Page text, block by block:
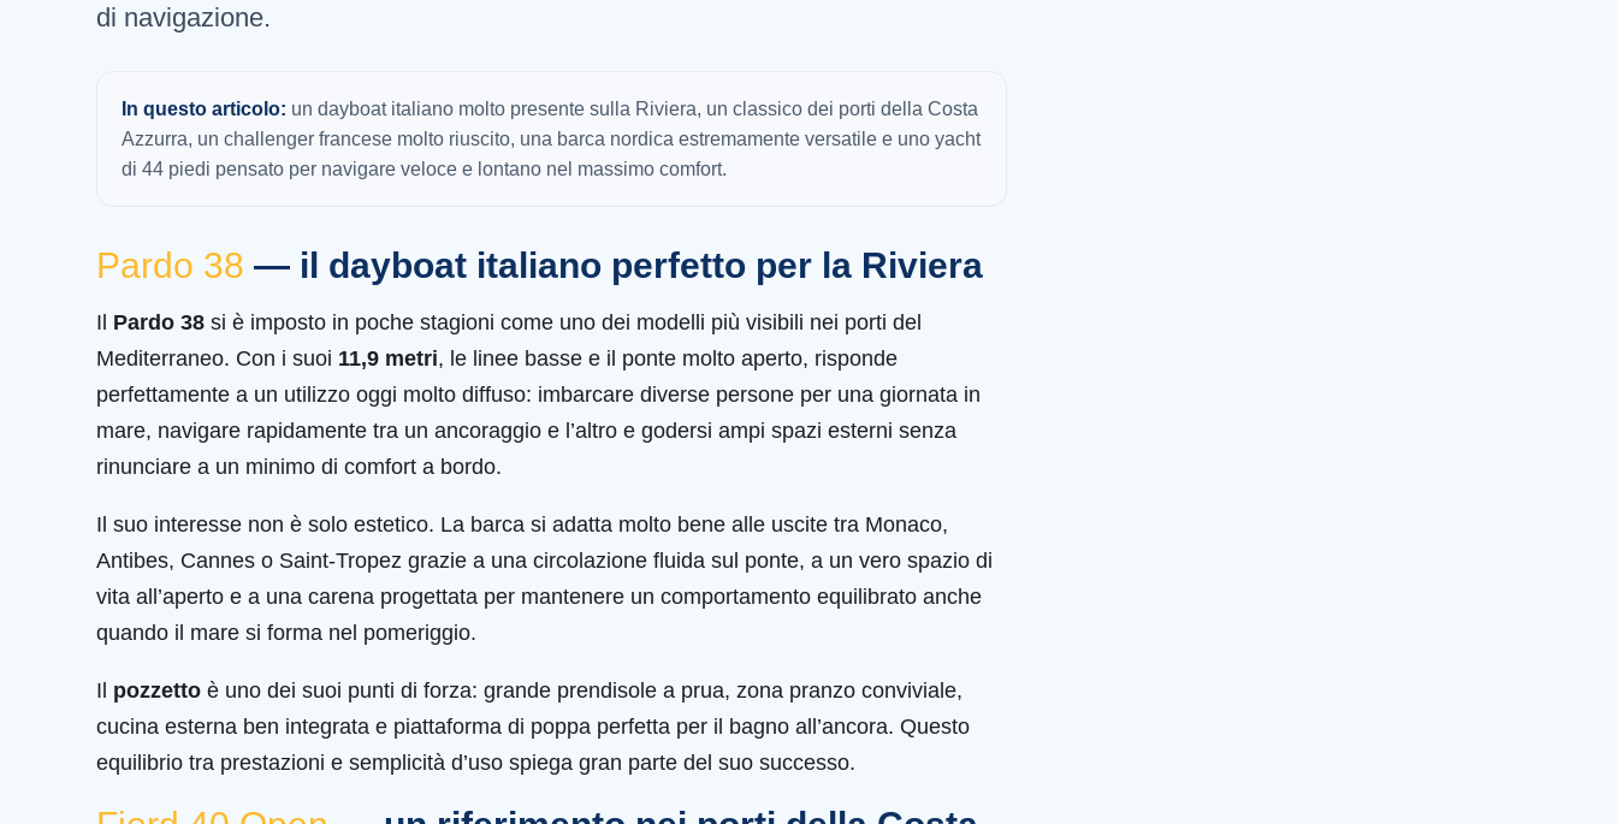
di navigazione.
In questo articolo: un dayboat italiano molto presente sulla Riviera, un classico dei porti della Costa
Azzurra, un challenger francese molto riuscito, una barca nordica estremamente versatile e uno yacht
di 44 piedi pensato per navigare veloce e lontano nel massimo comfort.
Pardo 38 — il dayboat italiano perfetto per la Riviera
Il Pardo 38 si è imposto in poche stagioni come uno dei modelli più visibili nei porti del
Mediterraneo. Con i suoi 11,9 metri, le linee basse e il ponte molto aperto, risponde
perfettamente a un utilizzo oggi molto diffuso: imbarcare diverse persone per una giornata in
mare, navigare rapidamente tra un ancoraggio e l’altro e godersi ampi spazi esterni senza
rinunciare a un minimo di comfort a bordo.
Il suo interesse non è solo estetico. La barca si adatta molto bene alle uscite tra Monaco,
Antibes, Cannes o Saint-Tropez grazie a una circolazione fluida sul ponte, a un vero spazio di
vita all’aperto e a una carena progettata per mantenere un comportamento equilibrato anche
quando il mare si forma nel pomeriggio.
Il pozzetto è uno dei suoi punti di forza: grande prendisole a prua, zona pranzo conviviale,
cucina esterna ben integrata e piattaforma di poppa perfetta per il bagno all’ancora. Questo
equilibrio tra prestazioni e semplicità d’uso spiega gran parte del suo successo.